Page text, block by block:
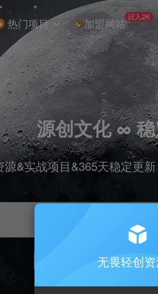
热门项目 加盟网站 日入2K
源创文化 ∞
源&实战项目&365天稳定更
引流 剪辑
无畏轻创